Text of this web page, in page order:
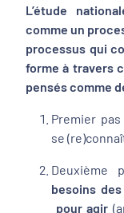
L’étude
comme un
processus qui
forme à travers
pensés comme
Premier pas
se
Deuxième
besoins
pour agir